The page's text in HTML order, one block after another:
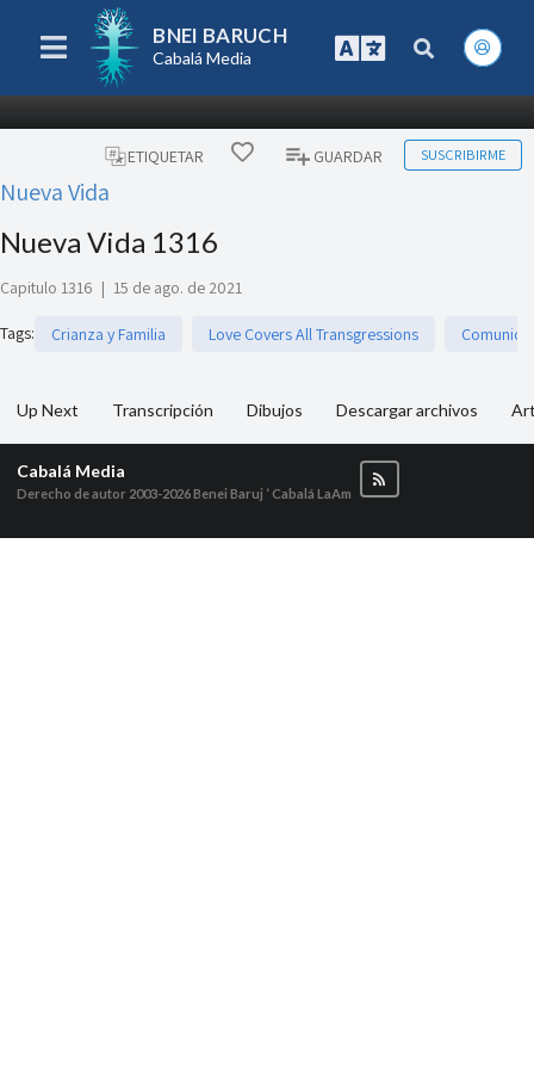
BNEI BARUCH
Cabalá Media
ETIQUETAR GUARDAR SUSCRIBIRME
Nueva Vida
Nueva Vida 1316
Capitulo 1316 | 15 de ago. de 2021
Tags: Crianza y Familia Love Covers All Transgressions
Up Next Transcripción Dibujos Descargar archivos
Cabalá Media
Derecho de autor 2003-2026Benei Baruj ‘ Cabalá LaAm